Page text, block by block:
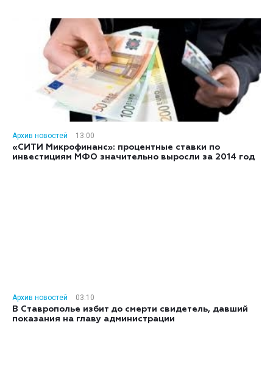
Архив новостей
13:00
«СИТИ Микрофинанс»: процентные ставки по
инвестициям МФО значительно выросли за 2014 год
Архив новостей
03:10
В Ставрополье избит до смерти свидетель, давший
показания на главу администрации